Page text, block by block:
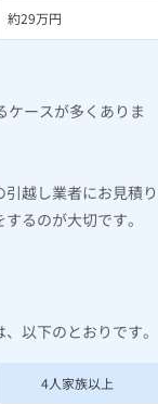
約29万円
ケースが多くありま
越し業者にお見積り
るのが大切です。
以下のとおりです。
4人家族以上